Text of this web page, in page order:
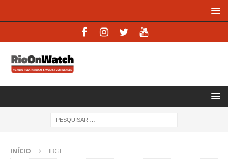
INÍCIO IBGE